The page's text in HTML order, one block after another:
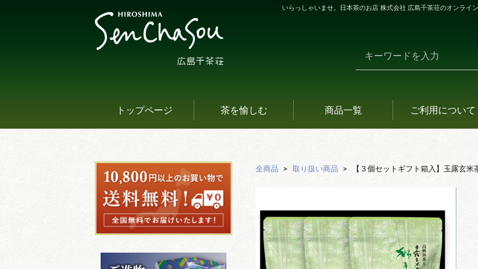
いらっしゃいませ。日本茶のお店 株式会社 広島千茶荘のオンライン
トップページ 茶を愉しむ 商品一覧 ご利用について
全商品 取り扱い商品 【３個セットギフト箱入】玉露玄